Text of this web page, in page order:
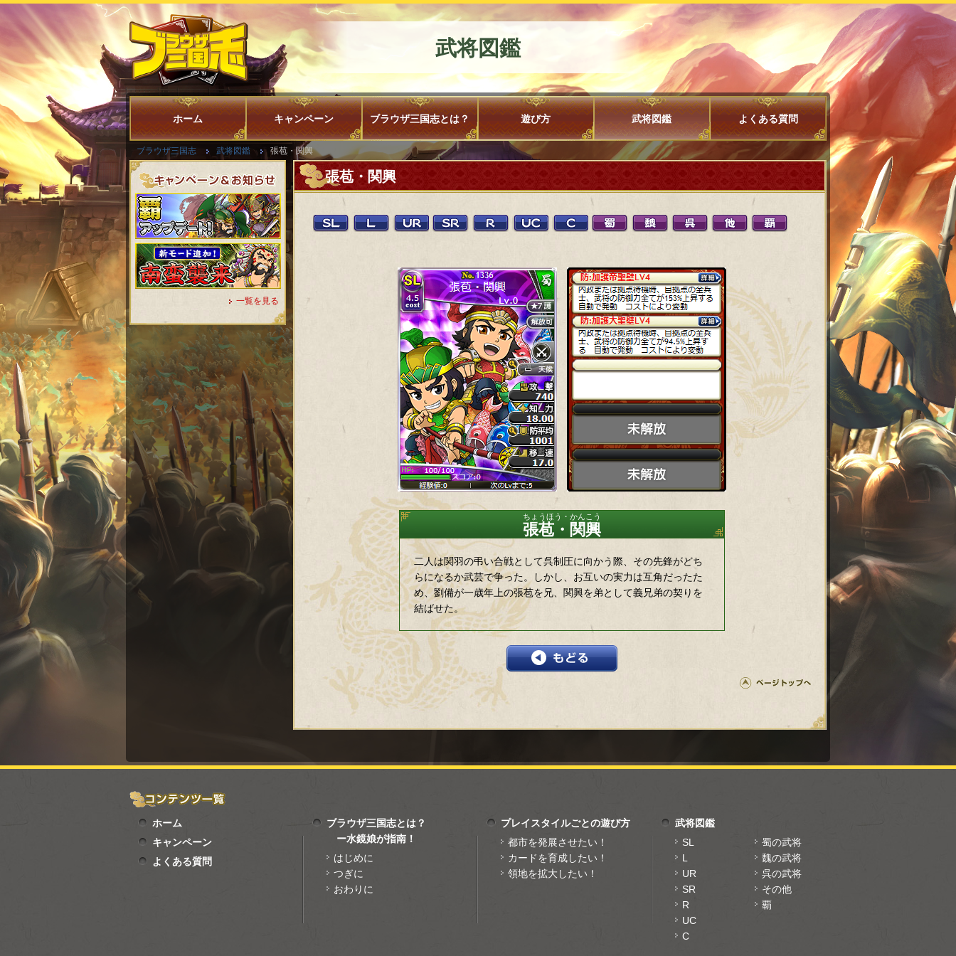
武将図鑑
ホーム キャンペーン ブラウザ三国志とは？ 遊び方 武将図鑑 よくある質問
ブラウザ三国志 武将図鑑 張苞・関興
一覧を見る
張苞・関興
張苞・関興
二人は関羽の弔い合戦として呉制圧に向かう際、その先鋒がどち
らになるか武芸で争った。しかし、お互いの実力は互角だったた
め、劉備が一歳年上の張苞を兄、関興を弟として義兄弟の契りを
結ばせた。
ホーム
キャンペーン
よくある質問
ブラウザ三国志とは？
ー水鏡娘が指南！
はじめに
つぎに
おわりに
プレイスタイルごとの遊び方
都市を発展させたい！
カードを育成したい！
領地を拡大したい！
武将図鑑
SL
L
UR
SR
R
UC
C
蜀の武将
魏の武将
呉の武将
その他
覇